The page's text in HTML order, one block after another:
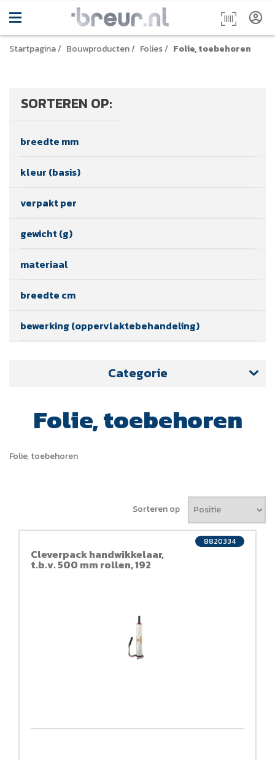
Startpagina/ Bouwproducten/ Folies/ Folie, toebehoren
SORTEREN OP:
breedte mm
kleur (basis)
verpakt per
gewicht (g)
materiaal
breedte cm
bewerking (oppervlaktebehandeling)
Categorie
Folie, toebehoren
Folie, toebehoren
Sorteren op
Cleverpack handwikkelaar,
t.b.v. 500 mm rollen, 192
8820334